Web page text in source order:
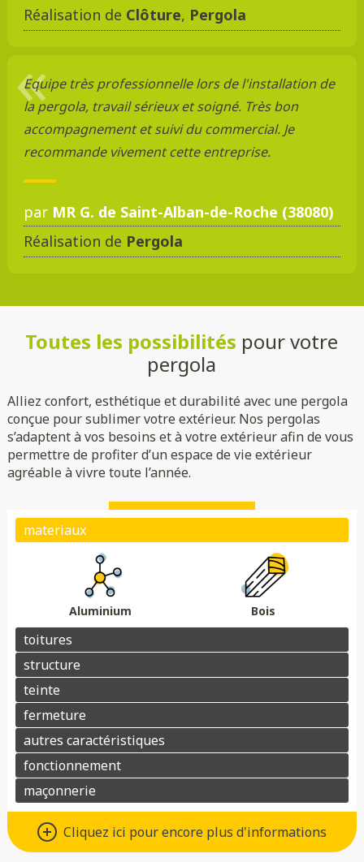
Réalisation de Clôture, Pergola
Equipe très professionnelle lors de l'installation de
la pergola, travail sérieux et soigné. Très bon
accompagnement et suivi du commercial. Je
recommande vivement cette entreprise.
par MR G. de Saint-Alban-de-Roche (38080)
Réalisation de Pergola
Toutes les possibilités pour votre
pergola
Alliez confort, esthétique et durabilité avec une pergola
conçue pour sublimer votre extérieur. Nos pergolas
s’adaptent à vos besoins et à votre extérieur afin de vous
permettre de profiter d’un espace de vie extérieur
agréable à vivre toute l’année.
Aluminium Bois
(verre/polycarbonate)
Indépendante
Adossée
Essences de boisColoris au choix
Store
Parois
Électrique avec téléphone
Électrique avec télécommande
Cliquez ici pour encore plus d'informations
Matériaux : Aluminium ou bois
Choisissez l’aluminium pour une pergola au design moderne,